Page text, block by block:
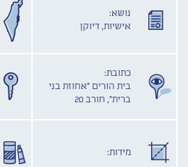
נושא:
אישיות, דיוקן
כתובת:
בית הורים "אחוזת בני
ברית", חורב 20
מידות: